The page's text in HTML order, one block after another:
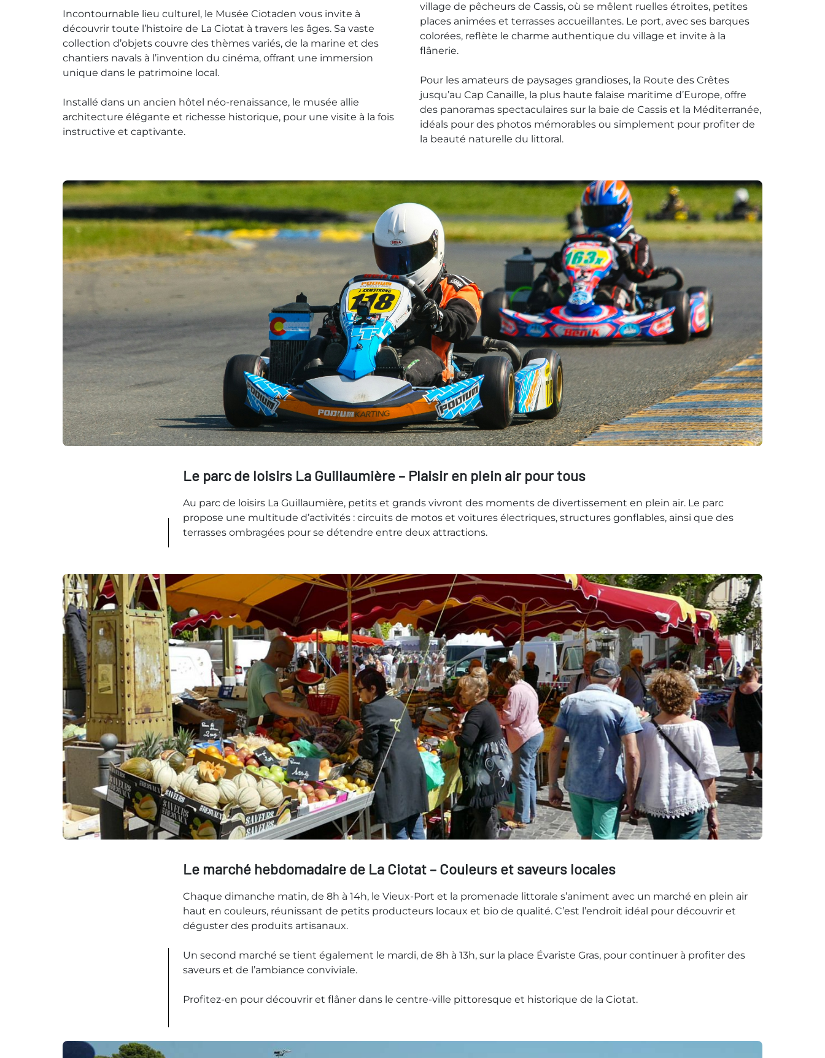
Incontournable lieu culturel, le Musée Ciotaden vous invite à
découvrir toute l’histoire de La Ciotat à travers les âges. Sa vaste
collection d’objets couvre des thèmes variés, de la marine et des
chantiers navals à l’invention du cinéma, offrant une immersion
unique dans le patrimoine local.
Installé dans un ancien hôtel néo-renaissance, le musée allie
architecture élégante et richesse historique, pour une visite à la fois
instructive et captivante.
village de pêcheurs de Cassis, où se mêlent ruelles étroites, petites
places animées et terrasses accueillantes. Le port, avec ses barques
colorées, reflète le charme authentique du village et invite à la
flânerie.
Pour les amateurs de paysages grandioses, la Route des Crêtes
jusqu’au Cap Canaille, la plus haute falaise maritime d’Europe, offre
des panoramas spectaculaires sur la baie de Cassis et la Méditerranée,
idéals pour des photos mémorables ou simplement pour profiter de
la beauté naturelle du littoral.
Le parc de loisirs La Guillaumière – Plaisir en plein air pour tous
Au parc de loisirs La Guillaumière, petits et grands vivront des moments de divertissement en plein air. Le parc
propose une multitude d’activités : circuits de motos et voitures électriques, structures gonflables, ainsi que des
terrasses ombragées pour se détendre entre deux attractions.
Le marché hebdomadaire de La Ciotat – Couleurs et saveurs locales
Chaque dimanche matin, de 8h à 14h, le Vieux-Port et la promenade littorale s’animent avec un marché en plein air
haut en couleurs, réunissant de petits producteurs locaux et bio de qualité. C’est l’endroit idéal pour découvrir et
déguster des produits artisanaux.
Un second marché se tient également le mardi, de 8h à 13h, sur la place Évariste Gras, pour continuer à profiter des
saveurs et de l’ambiance conviviale.
Profitez-en pour découvrir et flâner dans le centre-ville pittoresque et historique de la Ciotat.